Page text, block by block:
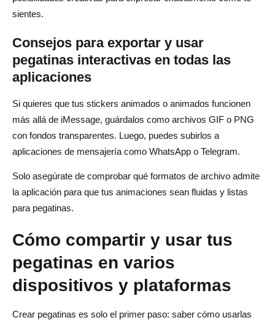
sientes.
Consejos para exportar y usar
pegatinas interactivas en todas las
aplicaciones
Si quieres que tus stickers animados o animados funcionen
más allá de iMessage, guárdalos como archivos GIF o PNG
con fondos transparentes. Luego, puedes subirlos a
aplicaciones de mensajería como WhatsApp o Telegram.
Solo asegúrate de comprobar qué formatos de archivo admite
la aplicación para que tus animaciones sean fluidas y listas
para pegatinas.
Cómo compartir y usar tus
pegatinas en varios
dispositivos y plataformas
Crear pegatinas es solo el primer paso: saber cómo usarlas